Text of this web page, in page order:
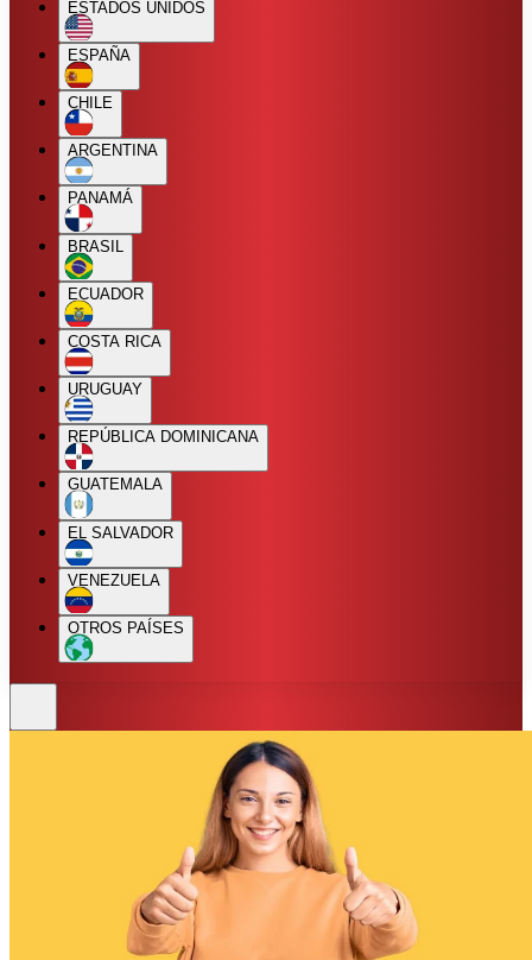
ESTADOS UNIDOS
ESPAÑA
CHILE
ARGENTINA
PANAMÁ
BRASIL
ECUADOR
COSTA RICA
URUGUAY
REPÚBLICA DOMINICANA
GUATEMALA
EL SALVADOR
VENEZUELA
OTROS PAÍSES